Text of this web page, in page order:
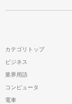
カテゴリトップ
ビジネス
業界用語
コンピュータ
電車